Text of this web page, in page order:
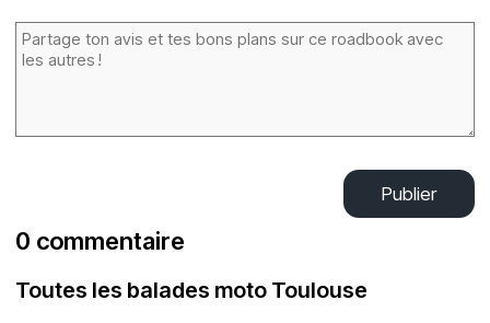
Publier
0 commentaire
Toutes les balades moto Toulouse